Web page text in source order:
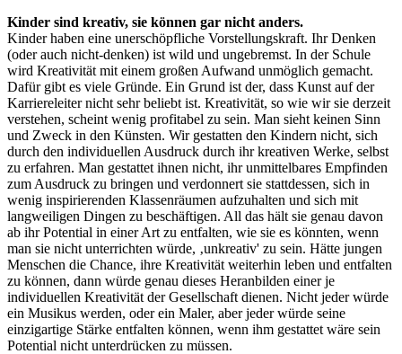
Kinder sind kreativ, sie können gar nicht anders.
Kinder haben eine unerschöpfliche Vorstellungskraft. Ihr Denken
(oder auch nicht-denken) ist wild und ungebremst. In der Schule
wird Kreativität mit einem großen Aufwand unmöglich gemacht.
Dafür gibt es viele Gründe. Ein Grund ist der, dass Kunst auf der
Karriereleiter nicht sehr beliebt ist. Kreativität, so wie wir sie derzeit
verstehen, scheint wenig profitabel zu sein. Man sieht keinen Sinn
und Zweck in den Künsten. Wir gestatten den Kindern nicht, sich
durch den individuellen Ausdruck durch ihr kreativen Werke, selbst
zu erfahren. Man gestattet ihnen nicht, ihr unmittelbares Empfinden
zum Ausdruck zu bringen und verdonnert sie stattdessen, sich in
wenig inspirierenden Klassenräumen aufzuhalten und sich mit
langweiligen Dingen zu beschäftigen. All das hält sie genau davon
ab ihr Potential in einer Art zu entfalten, wie sie es könnten, wenn
man sie nicht unterrichten würde, ‚unkreativ' zu sein. Hätte jungen
Menschen die Chance, ihre Kreativität weiterhin leben und entfalten
zu können, dann würde genau dieses Heranbilden einer je
individuellen Kreativität der Gesellschaft dienen. Nicht jeder würde
ein Musikus werden, oder ein Maler, aber jeder würde seine
einzigartige Stärke entfalten können, wenn ihm gestattet wäre sein
Potential nicht unterdrücken zu müssen.